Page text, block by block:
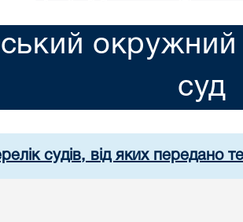
окружний
суд
судів, від яких передано